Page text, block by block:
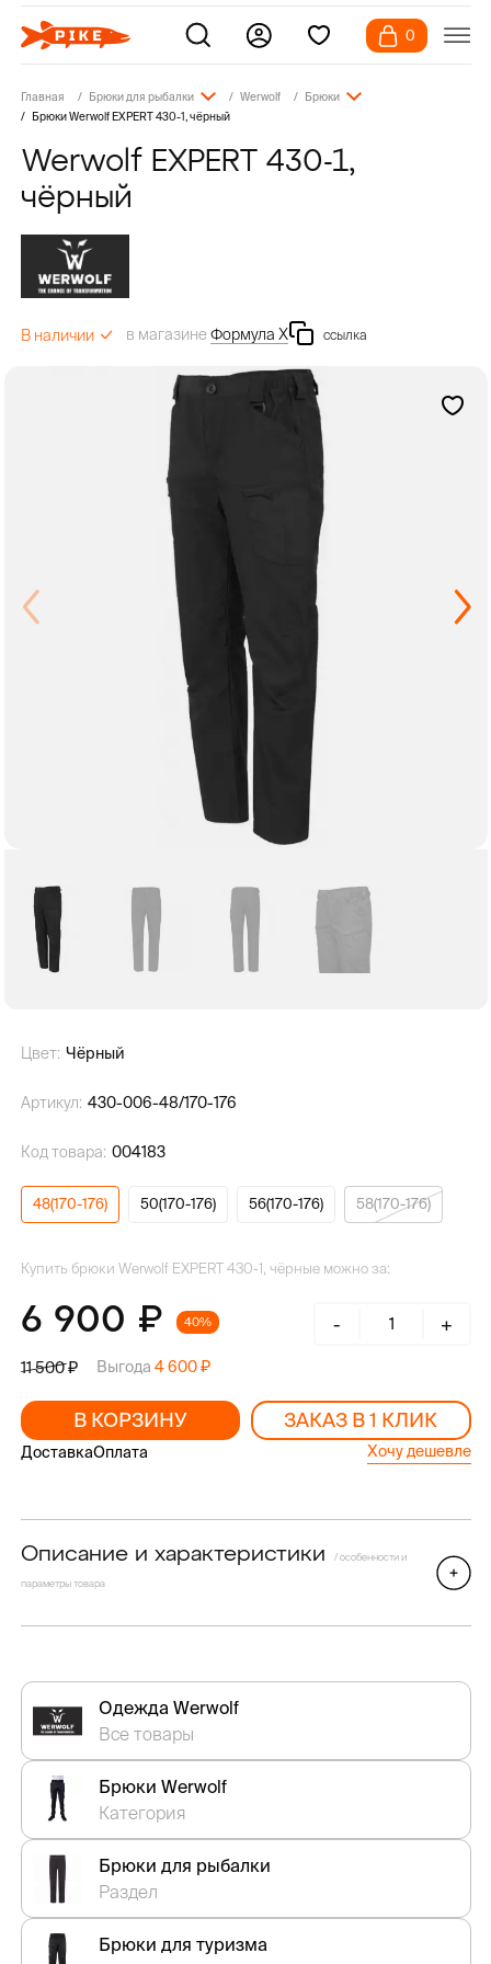
0
Главная Брюки для рыбалки Werwolf
Брюки
Брюки Werwolf EXPERT 430-1, чёрный
Werwolf EXPERT 430-1,
чёрный
В наличии в магазинеФормула Х ссылка
Цвет: Чёрный
Артикул: 430-006-48/170-176
Код товара: 004183
48(170-176) 50(170-176) 56(170-176) 58(170-176)
Купить брюки Werwolf EXPERT 430-1, чёрные можно за:
6 900 40%
11 500 Выгода 4 600
- +
В КОРЗИНУ ЗАКАЗ В 1 КЛИК
ДоставкаОплата Хочу дешевле
Описание и характеристики / особенности и
параметры товара
Одежда Werwolf
Все товары
Брюки Werwolf
Категория
Брюки для рыбалки
Раздел
Брюки для туризма